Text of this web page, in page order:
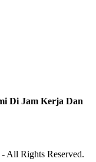
Di Jam Kerja Dan
- All Rights Reserved.